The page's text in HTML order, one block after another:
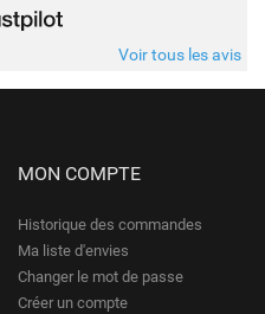
Voir tous les avis
MON COMPTE
Historique des commandes
Ma liste d'envies
Changer le mot de passe
Créer un compte